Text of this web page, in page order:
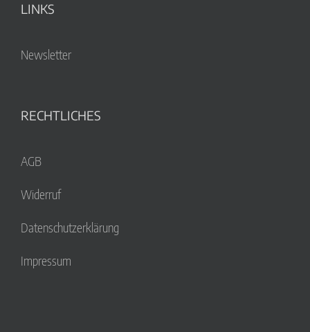
LINKS
Newsletter
RECHTLICHES
AGB
Widerruf
Datenschutzerklärung
Impressum